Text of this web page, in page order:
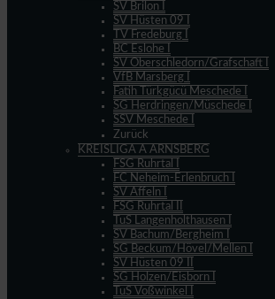
SV Brilon I
SV Hüsten 09 I
TV Fredeburg I
BC Eslohe I
SV Oberschledorn/Grafschaft I
VfB Marsberg I
Fatih Türkgücü Meschede I
SG Herdringen/Müschede I
SSV Meschede I
Zurück
KREISLIGA A ARNSBERG
FSG Ruhrtal I
FC Neheim-Erlenbruch I
SV Affeln I
FSG Ruhrtal II
TuS Langenholthausen I
SV Bachum/Bergheim I
SG Beckum/Hövel/Mellen I
SV Hüsten 09 II
SG Holzen/Eisborn I
TuS Voßwinkel I